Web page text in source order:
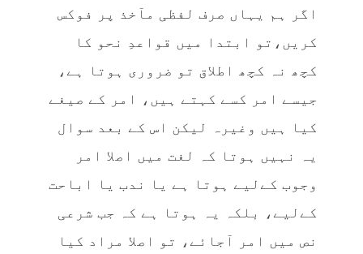
اگر ہم یہاں صرف لفظی مآخذ پر فوکس
کریں،تو ابتدا میں قواعدِ نحو کا
کچھ نہ کچھ اطلاق تو ضروری ہوتا ہے،
جیسے امر کسے کہتے ہیں، امر کے صیغے
کیا ہیں وغیرہ لیکن اس کے بعد سوال
یہ نہیں ہوتا کہ لغت میں اصلا امر
وجوب کےلیے ہوتا ہے یا ندب یا اباحت
کےلیے، بلکہ یہ ہوتا ہے کہ جب شرعی
نص میں امر آجائے، تو اصلا مراد کیا